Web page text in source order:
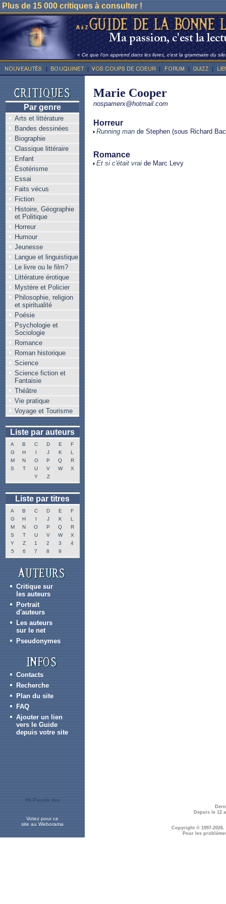
Plus de 15 000 critiques à consulter !
« Ce que l'on apprend dans les livres, c'est la grammaire du
Par genre
Arts et littérature
Bandes dessinées
Biographie
Classique littéraire
Enfant
Ésotérisme
Essai
Faits vécus
Fiction
Histoire, Géographie
et Politique
Horreur
Humour
Jeunesse
Langue et linguistique
Le livre ou le film?
Littérature érotique
Mystère et Policier
Philosophie, religion
et spiritualité
Poésie
Psychologie et
Sociologie
Romance
Roman historique
Science
Science fiction et
Fantaisie
Théâtre
Vie pratique
Voyage et Tourisme
Liste par auteurs
A B C D E
F
G
H I J K
L
M
N O P Q
R
S
T U V W
X
Y
Z
Liste par titres
A B C D E
F
G
H I J K
L
M
N O P Q
R
S
T U V W
X
Y
Z 1 2 3
4
5
6 7 8 9
Critique sur
les auteurs
Portrait
d'auteurs
Les auteurs
sur le net
Pseudonymes
Contacts
Recherche
Plan du site
FAQ
Ajouter un lien
vers le Guide
depuis votre site
Marie Cooper
nospamerx@hotmail.com
Horreur
Running mande Stephen (sous Richard
Romance
Et si c'était vraide Marc Levy
Votez pour ce
site au Weborama
Depuis le 12
Copyright © 1997-2026.
Pour les